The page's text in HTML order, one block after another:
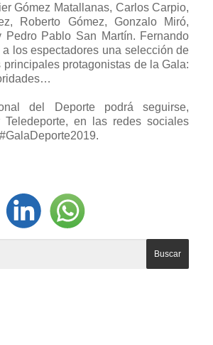
Gómez Matallanas, Carlos Carpio,
Roberto Gómez, Gonzalo Miró,
Pedro Pablo San Martín. Fernando
a los espectadores una selección de
principales protagonistas de la Gala:
del Deporte podrá seguirse,
en las redes sociales